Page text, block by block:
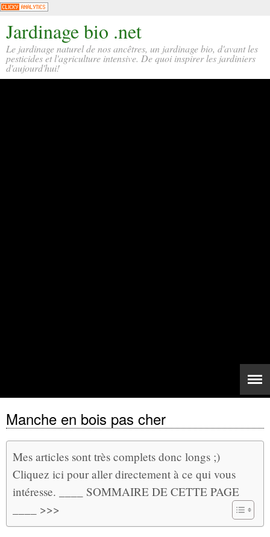
Jardinage bio .net
Le jardinage naturel de nos ancêtres, un jardinage bio, d'avant les
pesticides et l'agriculture intensive. De quoi inspirer les jardiniers
d'aujourd'hui!
Manche en bois pas cher
Mes articles sont très complets donc longs ;)
Cliquez ici pour aller directement à ce qui vous
intéresse. ____ SOMMAIRE DE CETTE PAGE
____ >>>